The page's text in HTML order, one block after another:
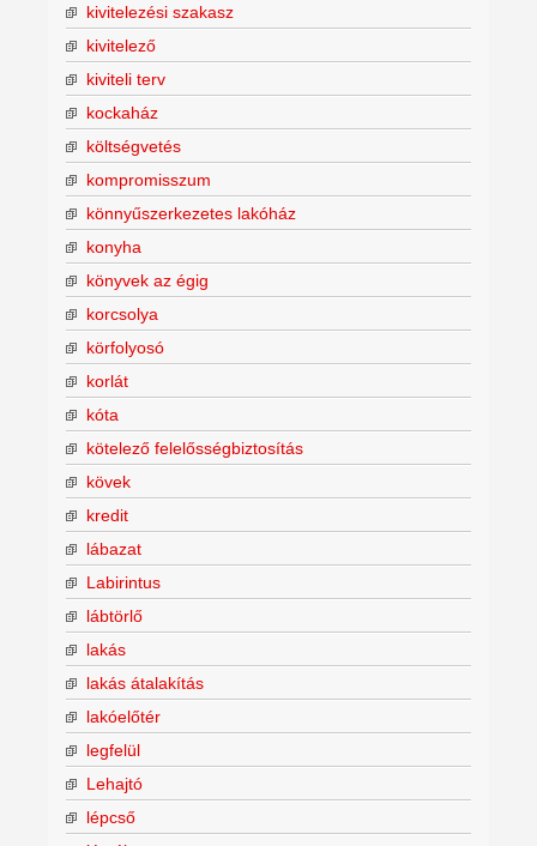
kivitelezési szakasz
kivitelező
kiviteli terv
kockaház
költségvetés
kompromisszum
könnyűszerkezetes lakóház
konyha
könyvek az égig
korcsolya
körfolyosó
korlát
kóta
kötelező felelősségbiztosítás
kövek
kredit
lábazat
Labirintus
lábtörlő
lakás
lakás átalakítás
lakóelőtér
legfelül
Lehajtó
lépcső